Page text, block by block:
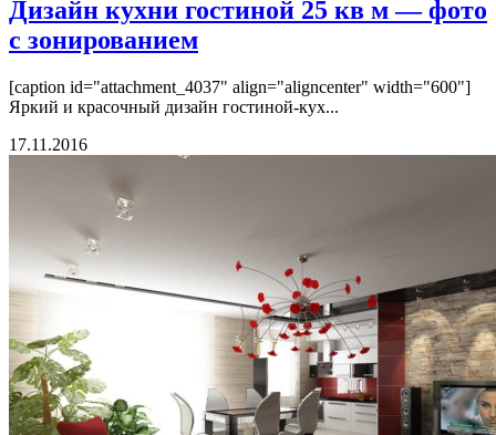
Дизайн кухни гостиной 25 кв м — фото
с зонированием
[caption id="attachment_4037" align="aligncenter" width="600"]
Яркий и красочный дизайн гостиной-кух...
17.11.2016